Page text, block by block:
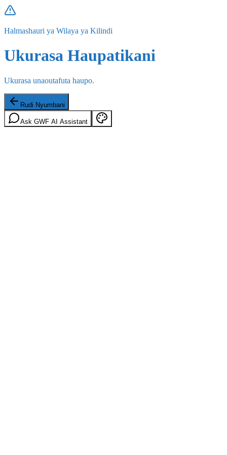
Halmashauri ya Wilaya ya Kilindi
Ukurasa Haupatikani
Ukurasa unaoutafuta haupo.
Rudi Nyumbani
Ask GWF AI Assistant